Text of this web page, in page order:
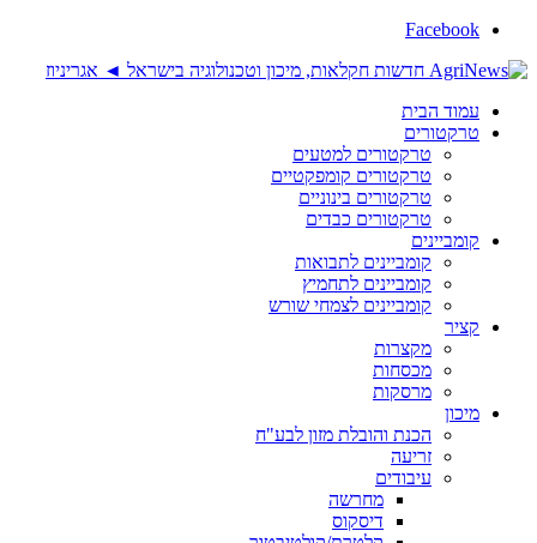
Facebook
עמוד הבית
טרקטורים
טרקטורים למטעים
טרקטורים קומפקטיים
טרקטורים בינוניים
טרקטורים כבדים
קומביינים
קומביינים לתבואות
קומביינים לתחמיץ
קומביינים לצמחי שורש
קציר
מקצרות
מכסחות
מרסקות
מיכון
הכנת והובלת מזון לבע"ח
זריעה
עיבודים
מחרשה
דיסקוס